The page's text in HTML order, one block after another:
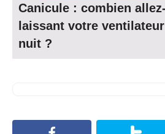
Canicule : combien
laissant votre
nuit ?